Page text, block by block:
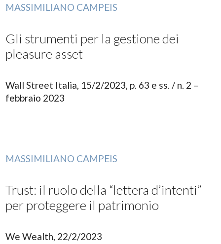
MASSIMILIANO CAMPEIS
Gli strumenti per la gestione dei
pleasure asset
Wall Street Italia, 15/2/2023, p. 63 e ss. / n. 2 –
febbraio 2023
MASSIMILIANO CAMPEIS
Trust: il ruolo della “lettera d’intenti”
per proteggere il patrimonio
We Wealth, 22/2/2023